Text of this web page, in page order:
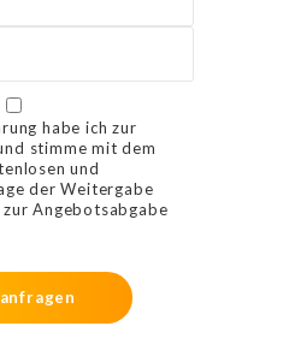
habe ich zur
stimme mit dem
und
der Weitergabe
Angebotsabgabe